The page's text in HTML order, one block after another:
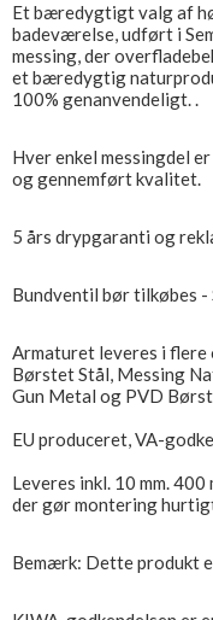
Et bæredygtigt valg af
badeværelse, udført i
messing, der
et bæredygtig
100% genanvendeligt. .
Hver enkel messingdel
og gennemført kvalitet.
5 års drypgaranti og
Bundventil bør tilkøbes
Armaturet leveres i
Børstet Stål, Messing
Gun Metal og PVD
EU produceret, VA-
Leveres inkl. 10 mm.
der gør montering
Bemærk: Dette produkt